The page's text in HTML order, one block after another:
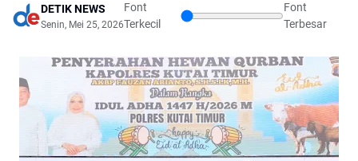
DETIK NEWS
Senin, Mei 25, 2026
Font
Terkecil
Font
Terbesar